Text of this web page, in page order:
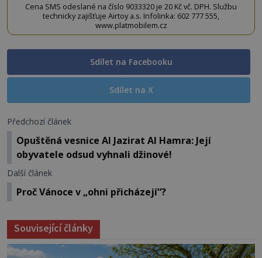
Cena SMS odeslané na číslo 9033320 je 20 Kč vč. DPH. Službu
technicky zajišťuje Airtoy a.s. Infolinka: 602 777 555,
www.platmobilem.cz
Sdílet na Facebooku
Sdílet na X
Předchozí článek
Opuštěná vesnice Al Jazirat Al Hamra: Její
obyvatele odsud vyhnali džinové!
Další článek
Proč Vánoce v „ohni přicházejí“?
Související články